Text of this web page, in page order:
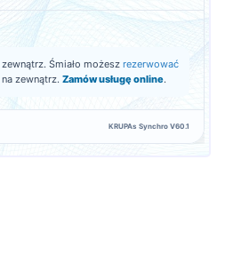
Śmiało możesz rezerwować
zewnątrz. Zamów usługę online.
KRUPAs Synchro V60.1